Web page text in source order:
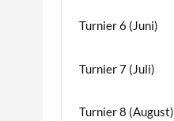
Turnier 6 (Juni)
Turnier 7 (Juli)
Turnier 8 (August)